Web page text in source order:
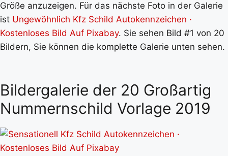
Größe anzuzeigen. Für das nächste Foto in der Galerie
ist Ungewöhnlich Kfz Schild Autokennzeichen ·
Kostenloses Bild Auf Pixabay. Sie sehen Bild #1 von 20
Bildern, Sie können die komplette Galerie unten sehen.
Bildergalerie der 20 Großartig
Nummernschild Vorlage 2019